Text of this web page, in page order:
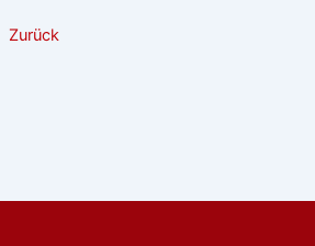
Zurück